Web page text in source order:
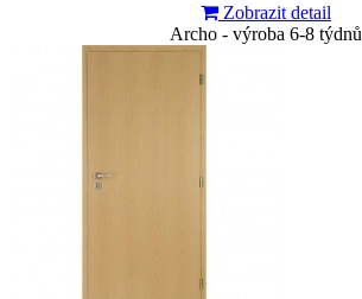
Zobrazit detail
Archo - výroba 6-8 týdnů